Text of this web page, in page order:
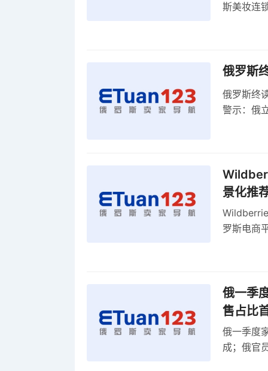
斯美妆连
俄罗斯
俄罗斯终
警示：俄
景化推
罗斯电商
俄一季
售占比
俄一季度
成；俄官